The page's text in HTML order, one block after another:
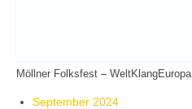
Möllner Folksfest – WeltKlangEuropa
September 2024